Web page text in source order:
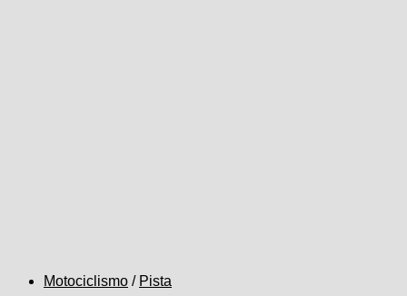
Motociclismo / Pista